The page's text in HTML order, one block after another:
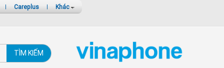
| Careplus | Khác
TÌM KIẾM